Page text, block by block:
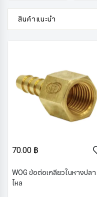
70.00 ฿
WOG ข้อต่อเกลียวในหางปลา
ไหล